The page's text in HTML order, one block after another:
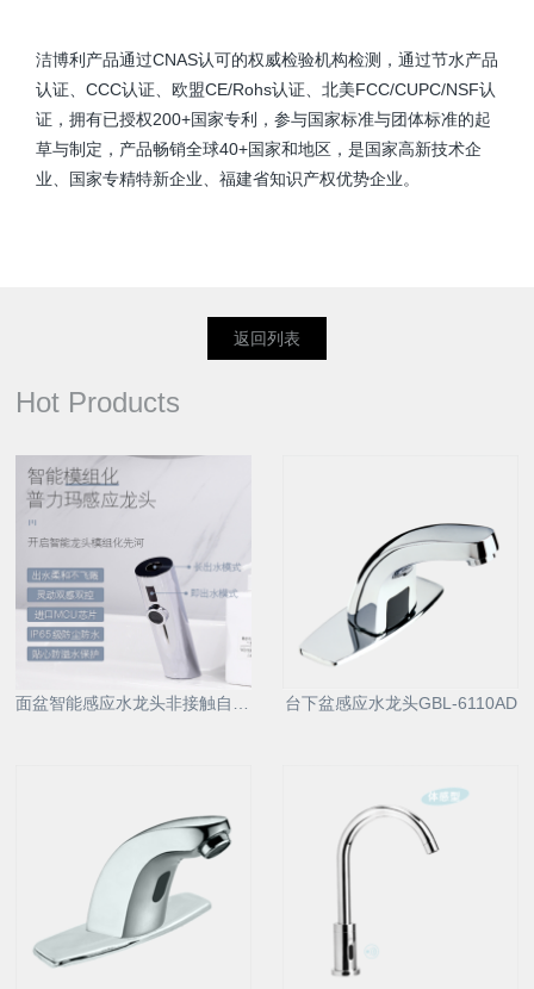
洁博利产品通过CNAS认可的权威检验机构检测，通过节水产品
认证、CCC认证、欧盟CE/Rohs认证、北美FCC/CUPC/NSF认
证，拥有已授权200+国家专利，参与国家标准与团体标准的起
草与制定，产品畅销全球40+国家和地区，是国家高新技术企
业、国家专精特新企业、福建省知识产权优势企业。
返回列表
Hot Products
面盆智能感应水龙头非接触自动洗手器6161D 台下盆感应水龙头GBL-6110AD